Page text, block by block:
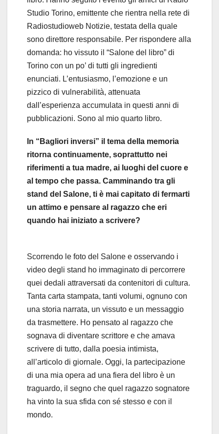
Studio Torino, emittente che rientra nella rete di
Radiostudioweb Notizie, testata della quale
sono direttore responsabile. Per rispondere alla
domanda: ho vissuto il “Salone del libro” di
Torino con un po’ di tutti gli ingredienti
enunciati. L’entusiasmo, l’emozione e un
pizzico di vulnerabilità, attenuata
dall’esperienza accumulata in questi anni di
pubblicazioni. Sono al mio quarto libro.
In “Bagliori inversi” il tema della memoria
ritorna continuamente, soprattutto nei
riferimenti a tua madre, ai luoghi del cuore e
al tempo che passa. Camminando tra gli
stand del Salone, ti è mai capitato di fermarti
un attimo e pensare al ragazzo che eri
quando hai iniziato a scrivere?
Scorrendo le foto del Salone e osservando i
video degli stand ho immaginato di percorrere
quei dedali attraversati da contenitori di cultura.
Tanta carta stampata, tanti volumi, ognuno con
una storia narrata, un vissuto e un messaggio
da trasmettere. Ho pensato al ragazzo che
sognava di diventare scrittore e che amava
scrivere di tutto, dalla poesia intimista,
all’articolo di giornale. Oggi, la partecipazione
di una mia opera ad una fiera del libro è un
traguardo, il segno che quel ragazzo sognatore
ha vinto la sua sfida con sé stesso e con il
mondo.